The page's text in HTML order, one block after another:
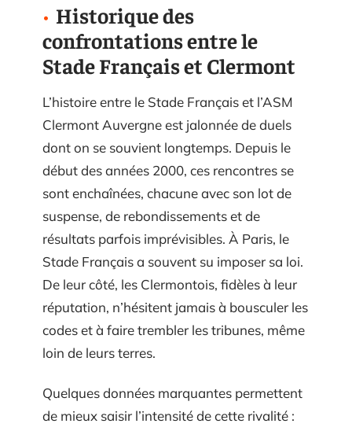
Historique des
confrontations entre le
Stade Français et Clermont
L’histoire entre le Stade Français et l’ASM
Clermont Auvergne est jalonnée de duels
dont on se souvient longtemps. Depuis le
début des années 2000, ces rencontres se
sont enchaînées, chacune avec son lot de
suspense, de rebondissements et de
résultats parfois imprévisibles. À Paris, le
Stade Français a souvent su imposer sa loi.
De leur côté, les Clermontois, fidèles à leur
réputation, n’hésitent jamais à bousculer les
codes et à faire trembler les tribunes, même
loin de leurs terres.
Quelques données marquantes permettent
de mieux saisir l’intensité de cette rivalité :